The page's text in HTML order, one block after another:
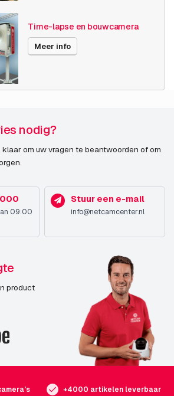
Time-lapse en bouwcamera
Meer info
nodig?
om uw vragen te beantwoorden of om
000
09:00
Stuur een e-mail
info@netcamcenter.nl
product
+4000 artikelen leverbaar